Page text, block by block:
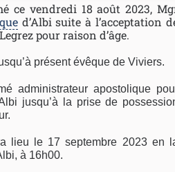
ce vendredi 18 août 2023,
d’Albi suite à l’acceptation
pour raison d’âge.
présent évêque de Viviers.
administrateur apostolique
jusqu’à la prise de
lieu le 17 septembre 2023 en
à 16h00.